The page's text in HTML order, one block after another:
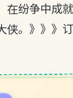
在纷争中成
。》》》